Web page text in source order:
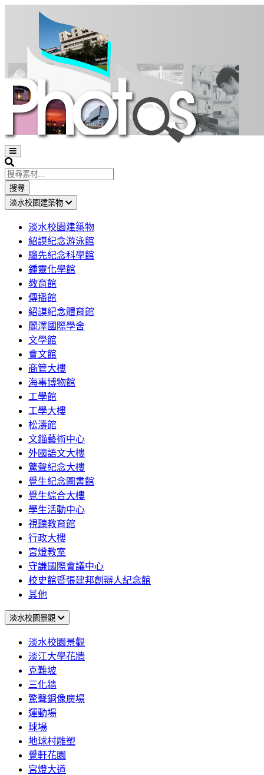
Open
sidebar
Search
搜尋
淡水校園建築物
淡水校園建築物
紹謨紀念游泳館
騮先紀念科學館
鍾靈化學館
教育館
傳播館
紹謨紀念體育館
麗澤國際學舍
文學館
會文館
商管大樓
海事博物館
工學館
工學大樓
松濤館
文錙藝術中心
外國語文大樓
驚聲紀念大樓
覺生紀念圖書館
覺生綜合大樓
學生活動中心
視聽教育館
行政大樓
宮燈教室
守謙國際會議中心
校史館暨張建邦創辦人紀念館
其他
淡水校園景觀
淡水校園景觀
淡江大學花牆
克難坡
三化牆
驚聲銅像廣場
運動場
球場
地球村雕塑
覺軒花園
宮燈大道